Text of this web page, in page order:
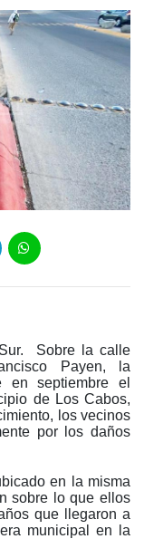
Sobre la calle
Payen, la
en septiembre el
de Los Cabos,
los vecinos
por los daños
en la misma
sobre lo que ellos
que llegaron a
municipal en la